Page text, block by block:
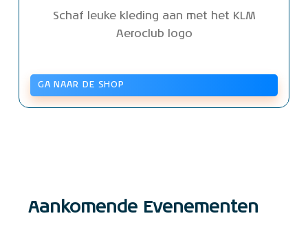
Schaf leuke kleding aan met het KLM
Aeroclub logo
GA NAAR DE SHOP
Aankomende Evenementen